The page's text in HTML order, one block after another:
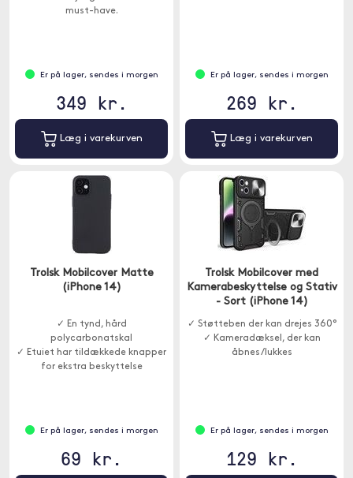
must-have.
Er på lager, sendes i morgen
349 kr.
Læg i varekurven
Er på lager, sendes i morgen
269 kr.
Læg i varekurven
Trolsk Mobilcover Matte
(iPhone 14)
✓ En tynd, hård
polycarbonatskal
✓ Etuiet har tildækkede knapper
for ekstra beskyttelse
Er på lager, sendes i morgen
69 kr.
Trolsk Mobilcover med
Kamerabeskyttelse og Stativ
- Sort (iPhone 14)
✓ Støtteben der kan drejes 360°
✓ Kameradæksel, der kan
åbnes/lukkes
Er på lager, sendes i morgen
129 kr.